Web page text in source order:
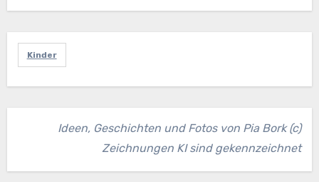
Kinder
Ideen, Geschichten und Fotos von Pia Bork (c)
Zeichnungen KI sind gekennzeichnet